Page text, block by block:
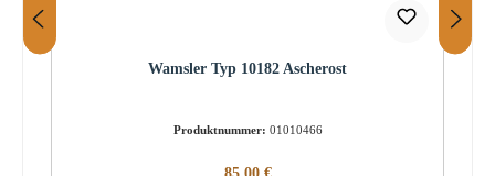
Wamsler Typ 10182 Ascherost
Produktnummer: 01010466
Regulärer Preis: